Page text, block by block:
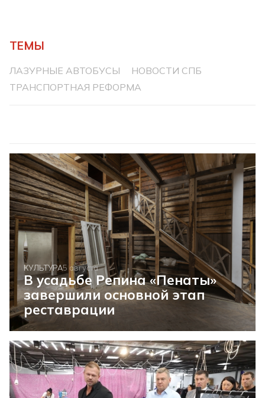
ТЕМЫ
ЛАЗУРНЫЕ АВТОБУСЫ
НОВОСТИ СПБ
ТРАНСПОРТНАЯ РЕФОРМА
КУЛЬТУРА5 августа
В усадьбе Репина «Пенаты»
завершили основной этап
реставрации